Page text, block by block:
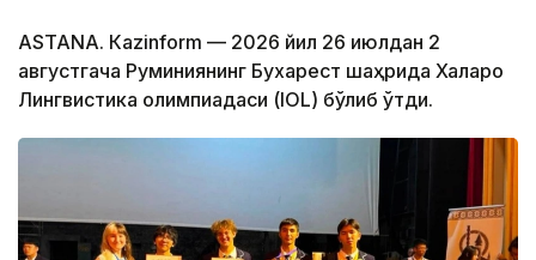
ASTANА. Кazinform — 2026 йил 26 июлдан 2
августгача Руминиянинг Бухарест шаҳрида Халқаро
Лингвистика олимпиадаси (IOL) бўлиб ўтди.